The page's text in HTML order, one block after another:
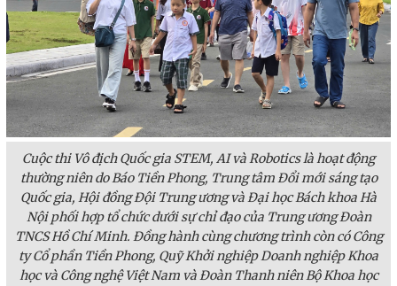
Cuộc thi Vô địch Quốc gia STEM, AI và Robotics là hoạt động
thường niên do Báo Tiền Phong, Trung tâm Đổi mới sáng tạo
Quốc gia, Hội đồng Đội Trung ương và Đại học Bách khoa Hà
Nội phối hợp tổ chức dưới sự chỉ đạo của Trung ương Đoàn
TNCS Hồ Chí Minh. Đồng hành cùng chương trình còn có Công
ty Cổ phần Tiền Phong, Quỹ Khởi nghiệp Doanh nghiệp Khoa
học và Công nghệ Việt Nam và Đoàn Thanh niên Bộ Khoa học